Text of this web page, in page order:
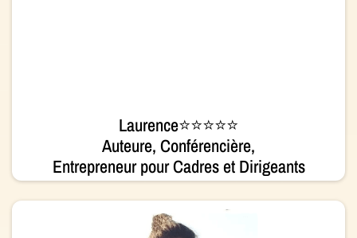
Laurence⭐⭐⭐⭐⭐
Auteure, Conférencière,
Entrepreneur pour Cadres et Dirigeants